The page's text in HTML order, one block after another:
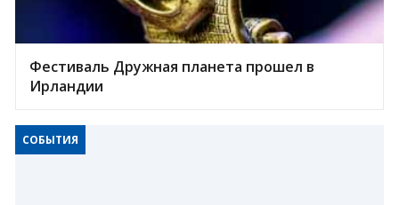
Фестиваль Дружная планета прошел в
Ирландии
СОБЫТИЯ